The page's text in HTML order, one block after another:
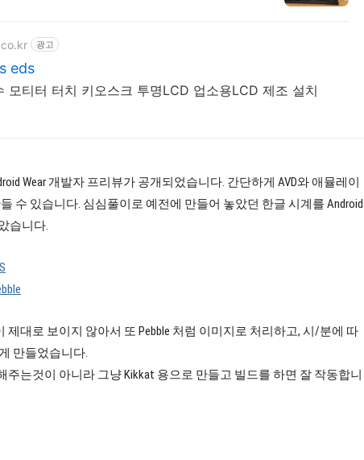
광고
eds
모티터 터치 키오스크 투명LCD 업소용LCD 제조 설치
Wear 개발자 프리뷰가 공개되었습니다. 간단하게 AVD와 애뮬레이
수 있습니다. 심심풀이로 예전에 만들어 놓았던 한글 시계를 Android
습니다.
제대로 보이지 않아서 또 Pebble 처럼 이미지로 처리하고, 시/분에 따
만들었습니다.
주는것이 아니라 그냥 Kikkat 용으로 만들고 빌드를 하면 잘 작동합니